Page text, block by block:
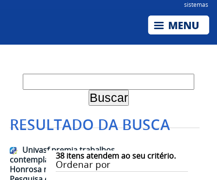
sistemas
RESULTADO DA BUSCA
38itens atendem ao seu critério.
Ordenar por
Univasf premia trabalhos
contemplados com Menção
Honrosa na XI Semana de Ensino,